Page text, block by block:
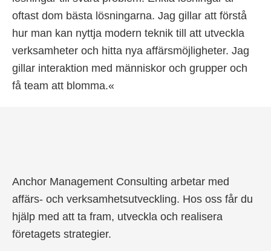
oftast dom bästa lösningarna. Jag gillar att förstå
hur man kan nyttja modern teknik till att utveckla
verksamheter och hitta nya affärsmöjligheter. Jag
gillar interaktion med människor och grupper och
få team att blomma.«
Anchor Management Consulting arbetar med
affärs- och verksamhetsutveckling. Hos oss får du
hjälp med att ta fram, utveckla och realisera
företagets strategier.